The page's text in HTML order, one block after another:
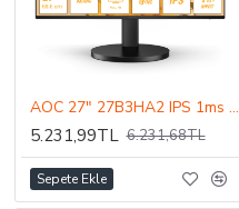
AOC 27" 27B3HA2 IPS 1ms 120Hz FHD Hoparlörlü Adaptive Sync Monitör
5.231,99TL 6.231,68TL
Sepete Ekle